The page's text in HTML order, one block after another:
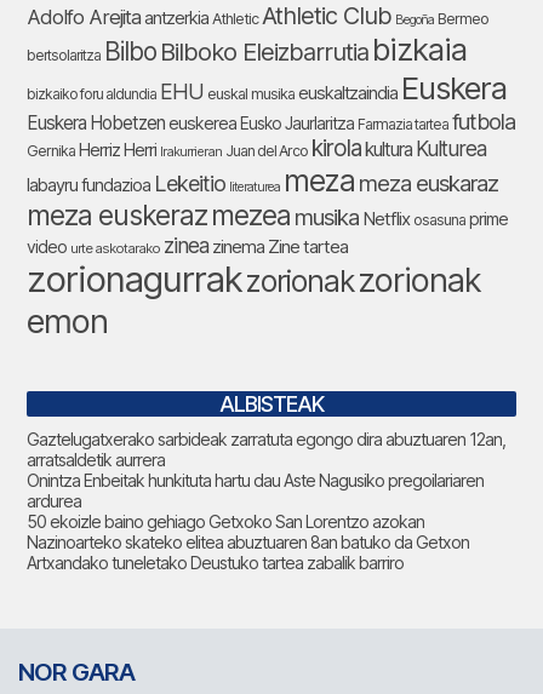
Adolfo Arejitaantzerkia Athletic Athletic Club Begoña Bermeo
bertsolaritza Bilbo Bilboko Eleizbarrutia bizkaia
bizkaiko foru aldundia EHU euskal musika euskaltzaindia Euskera
Euskera Hobetzeneuskerea Eusko Jaurlaritza Farmazia tartea futbola
Gernika Herriz Herri Irakurrieran Juan del Arco kirolakultura Kulturea
labayru fundazioa Lekeitio literaturea meza meza euskaraz
meza euskerazmezea musika Netflix osasuna prime
video urte askotarako zinea zinema Zine tartea
zorionagurrakzorionakzorionak
emon
ALBISTEAK
Gaztelugatxerako sarbideak zarratuta egongo dira abuztuaren 12an,
arratsaldetik aurrera
Onintza Enbeitak hunkituta hartu dau Aste Nagusiko pregoilariaren
ardurea
50 ekoizle baino gehiago Getxoko San Lorentzo azokan
Nazinoarteko skateko elitea abuztuaren 8an batuko da Getxon
Artxandako tuneletako Deustuko tartea zabalik barriro
NOR GARA